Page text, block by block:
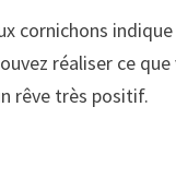
cornichons
réaliser ce
rêve très positif.